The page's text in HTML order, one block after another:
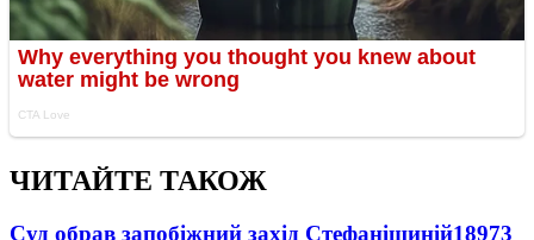
ЧИТАЙТЕ ТАКОЖ
Суд обрав запобіжний захід Стефанішиній18973